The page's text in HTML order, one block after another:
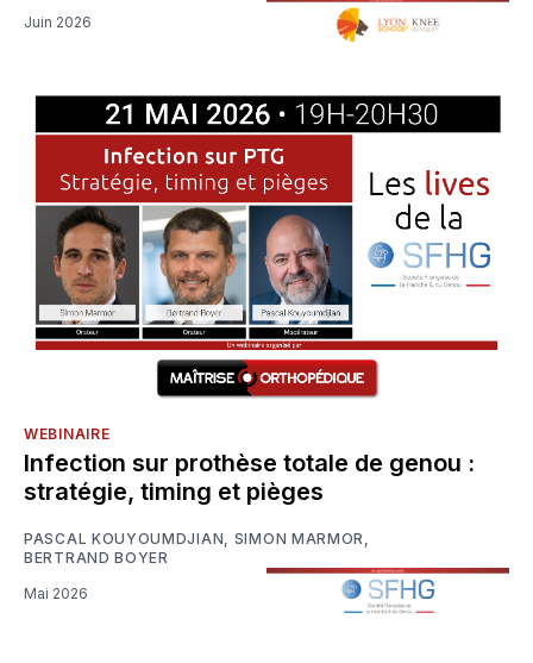
Juin 2026
WEBINAIRE
Infection sur prothèse totale de genou :
stratégie, timing et pièges
PASCAL KOUYOUMDJIAN, SIMON MARMOR,
BERTRAND BOYER
Mai 2026